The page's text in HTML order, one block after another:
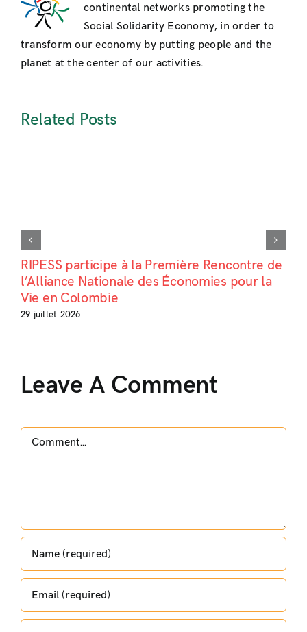
continental networks promoting the
Social Solidarity Economy, in order to
transform our economy by putting people and the
planet at the center of our activities.
Related Posts
RIPESS participe à la Première Rencontre de
l’Alliance Nationale des Économies pour la
Vie en Colombie
29 juillet 2026
Leave A Comment
Comment